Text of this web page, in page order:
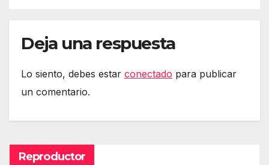
Deja una respuesta
Lo siento, debes estar conectado para publicar
un comentario.
Reproductor